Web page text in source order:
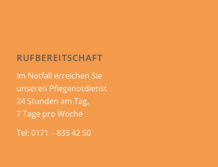
RUFBEREITSCHAFT
Im Notfall erreichen Sie
unseren Pflegenotdienst
24 Stunden am Tag,
7 Tage pro Woche
Tel: 0171 – 833 42 50